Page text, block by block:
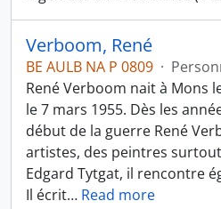
Verboom, René
BE AULB NA P 0809 ·
René Verboom nait à Mons
le 7 mars 1955. Dès les
début de la guerre René
artistes, des peintres
Edgard Tytgat, il rencontre
Il écrit… Read more